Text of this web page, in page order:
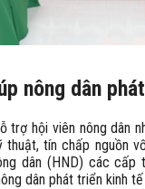
nông dân
trợ hội viên nông dân
thuật, tín chấp nguồn
dân (HND) các cấp
dân phát triển kinh tế